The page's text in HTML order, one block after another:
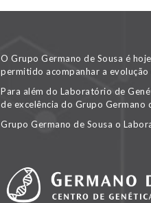
O Grupo Germano de Sousa é
permitido acompanhar a
Para além do Laboratório de
de excelência do Grupo Germano
Grupo Germano de Sousa o